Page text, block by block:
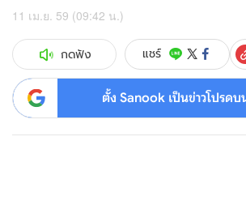
11 เม.ย. 59 (09:42 น.)
กดฟัง แชร์
ตั้ง Sanook เป็นข่าวโปรด